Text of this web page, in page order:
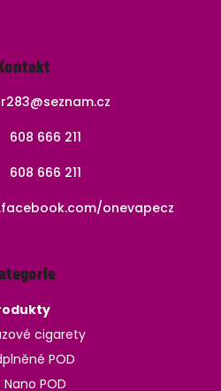
@seznam.cz
608 666 211
608 666 211
onevapecz
cigarety
POD
Nano POD